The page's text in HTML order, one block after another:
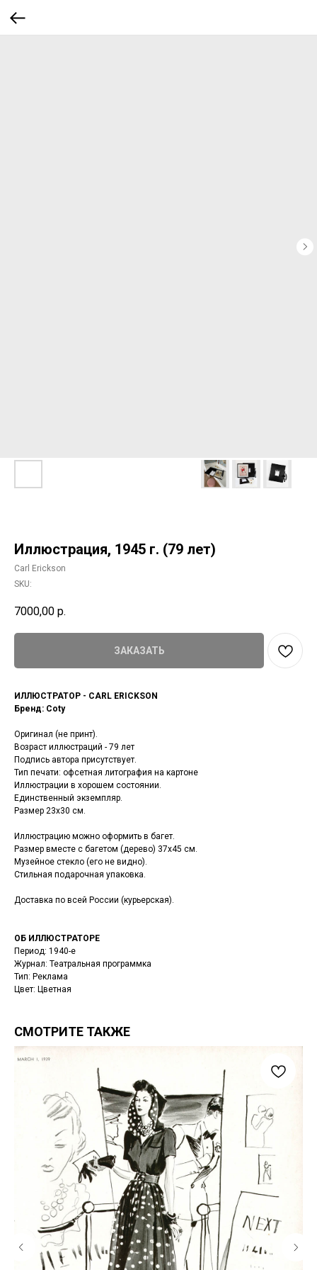
Иллюстрация, 1945 г. (79 лет)
Carl Erickson
SKU:
7000,00 р.
ЗАКАЗАТЬ
ИЛЛЮСТРАТОР - CARL ERICKSON
Бренд: Coty
Оригинал (не принт).
Возраст иллюстраций - 79 лет
Подпись автора присутствует.
Тип печати: офсетная литография на картоне
Иллюстрации в хорошем состоянии.
Единственный экземпляр.
Размер 23х30 см.
Иллюстрацию можно оформить в багет.
Размер вместе с багетом (дерево) 37х45 см.
Музейное стекло (его не видно).
Стильная подарочная упаковка.
Доставка по всей России (курьерская).
ОБ ИЛЛЮСТРАТОРЕ
Период: 1940-е
Журнал: Театральная программка
Тип: Реклама
Цвет: Цветная
СМОТРИТЕ ТАКЖЕ